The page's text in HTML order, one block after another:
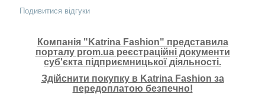
Подивитися відгуки
Компанія "Katrina Fashion" представила
порталу prom.ua реєстраційні документи
суб'єкта підприємницької діяльності.
Здійснити покупку в Katrina Fashion за
передоплатою безпечно!